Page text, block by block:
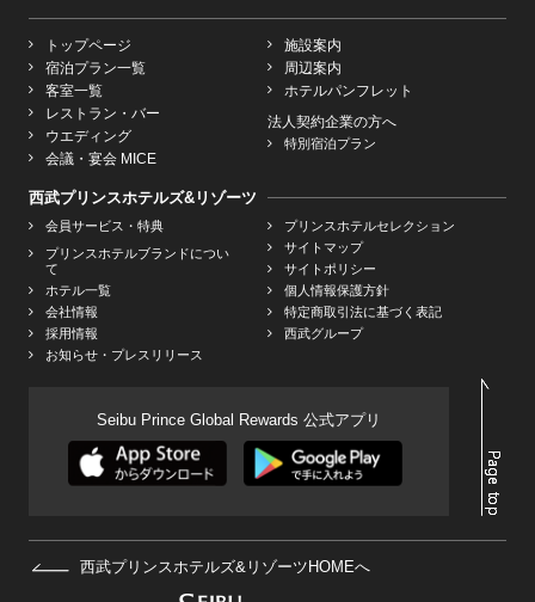
トップページ
宿泊プラン一覧
客室一覧
レストラン・バー
ウエディング
会議・宴会 MICE
施設案内
周辺案内
ホテルパンフレット
法人契約企業の方へ
特別宿泊プラン
西武プリンスホテルズ&リゾーツ
会員サービス・特典
プリンスホテルブランドについ
て
ホテル一覧
会社情報
採用情報
お知らせ・プレスリリース
プリンスホテルセレクション
サイトマップ
サイトポリシー
個人情報保護方針
特定商取引法に基づく表記
西武グループ
Seibu Prince Global Rewards 公式アプリ
西武プリンスホテルズ&リゾーツHOMEへ